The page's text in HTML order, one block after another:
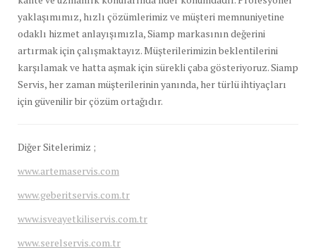
yaklaşımımız, hızlı çözümlerimiz ve müşteri memnuniyetine
odaklı hizmet anlayışımızla, Siamp markasının değerini
artırmak için çalışmaktayız. Müşterilerimizin beklentilerini
karşılamak ve hatta aşmak için sürekli çaba gösteriyoruz. Siamp
Servis, her zaman müşterilerinin yanında, her türlü ihtiyaçları
için güvenilir bir çözüm ortağıdır.
Diğer Sitelerimiz ;
www.artemaservis.com
www.geberitservis.com.tr
www.isveayetkiliservis.com.tr
www.serelservis.com.tr